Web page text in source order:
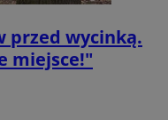
przed wycinką.
miejsce!"